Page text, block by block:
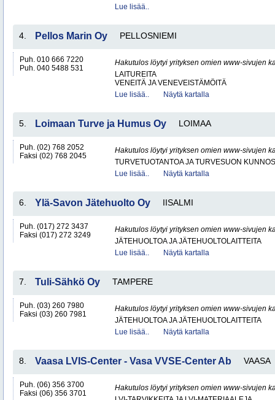
Lue lisää..
4. Pellos Marin Oy PELLOSNIEMI
Puh. 010 666 7220
Puh. 040 5488 531
Hakutulos löytyi yrityksen omien www-sivujen
LAITUREITA
VENEITÄ JA VENEVEISTÄMÖITÄ
Lue lisää..
Näytä kartalla
5. Loimaan Turve ja Humus Oy LOIMAA
Puh. (02) 768 2052
Faksi (02) 768 2045
Hakutulos löytyi yrityksen omien www-sivujen
TURVETUOTANTOA JA TURVESUON
Lue lisää..
Näytä kartalla
6. Ylä-Savon Jätehuolto Oy IISALMI
Puh. (017) 272 3437
Faksi (017) 272 3249
Hakutulos löytyi yrityksen omien www-sivujen
JÄTEHUOLTOA JA JÄTEHUOLTOLAITTEITA
Lue lisää..
Näytä kartalla
7. Tuli-Sähkö Oy TAMPERE
Puh. (03) 260 7980
Faksi (03) 260 7981
Hakutulos löytyi yrityksen omien www-sivujen
JÄTEHUOLTOA JA JÄTEHUOLTOLAITTEITA
Lue lisää..
Näytä kartalla
8. Vaasa LVIS-Center - Vasa VVSE-Center Ab VAASA
Puh. (06) 356 3700
Faksi (06) 356 3701
Hakutulos löytyi yrityksen omien www-sivujen